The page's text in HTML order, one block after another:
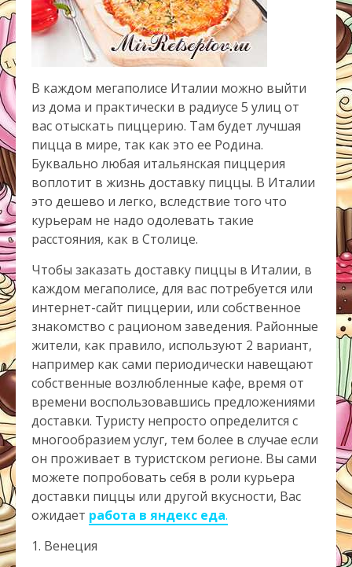
В каждом мегаполисе Италии можно выйти
из дома и практически в радиусе 5 улиц от
вас отыскать пиццерию. Там будет лучшая
пицца в мире, так как это ее Родина.
Буквально любая итальянская пиццерия
воплотит в жизнь доставку пиццы. В Италии
это дешево и легко, вследствие того что
курьерам не надо одолевать такие
расстояния, как в Столице.
Чтобы заказать доставку пиццы в Италии, в
каждом мегаполисе, для вас потребуется или
интернет-сайт пиццерии, или собственное
знакомство с рационом заведения. Районные
жители, как правило, используют 2 вариант,
например как сами периодически навещают
собственные возлюбленные кафе, время от
времени воспользовавшись предложениями
доставки. Туристу непросто определится с
многообразием услуг, тем более в случае если
он проживает в туристском регионе. Вы сами
можете попробовать себя в роли курьера
доставки пиццы или другой вкусности, Вас
ожидает работа в яндекс еда.
1. Венеция